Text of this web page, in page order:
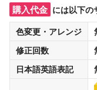
購入代金 には以下の
色変更・アレンジ
修正回数
日本語英語表記